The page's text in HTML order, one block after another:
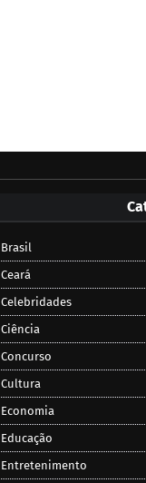
Brasil
Ceará
Celebridades
Ciência
Concurso
Cultura
Economia
Educação
Entretenimento